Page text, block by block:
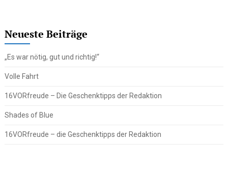
Neueste Beiträge
„Es war nötig, gut und richtig!“
Volle Fahrt
16VORfreude – Die Geschenktipps der Redaktion
Shades of Blue
16VORfreude – die Geschenktipps der Redaktion